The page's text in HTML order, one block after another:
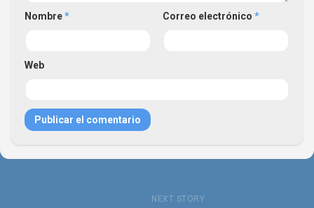
Nombre* Correo electrónico *
Web
NEXT STORY